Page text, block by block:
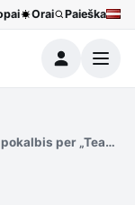
Orai Paieška
Meniu
per